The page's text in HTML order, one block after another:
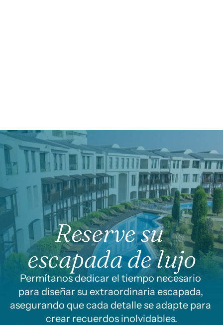
Reserve su
escapada de lujo
Permítanos dedicar el tiempo necesario
para diseñar su extraordinaria escapada,
asegurando que cada detalle se adapte para
crear recuerdos inolvidables.